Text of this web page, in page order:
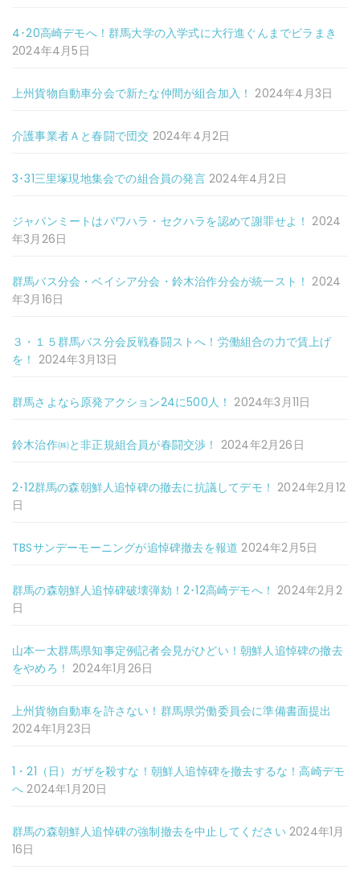
4･20高崎デモへ！群馬大学の入学式に大行進ぐんまでビラまき
2024年4月5日
上州貨物自動車分会で新たな仲間が組合加入！ 2024年4月3日
介護事業者Ａと春闘で団交 2024年4月2日
3･31三里塚現地集会での組合員の発言 2024年4月2日
ジャパンミートはパワハラ・セクハラを認めて謝罪せよ！ 2024
年3月26日
群馬バス分会・ベイシア分会・鈴木治作分会が統一スト！ 2024
年3月16日
３・１５群馬バス分会反戦春闘ストへ！労働組合の力で賃上げ
を！ 2024年3月13日
群馬さよなら原発アクション24に500人！ 2024年3月11日
鈴木治作㈱と非正規組合員が春闘交渉！ 2024年2月26日
2･12群馬の森朝鮮人追悼碑の撤去に抗議してデモ！ 2024年2月12
日
TBSサンデーモーニングが追悼碑撤去を報道 2024年2月5日
群馬の森朝鮮人追悼碑破壊弾劾！2･12高崎デモへ！ 2024年2月2
日
山本一太群馬県知事定例記者会見がひどい！朝鮮人追悼碑の撤去
をやめろ！ 2024年1月26日
上州貨物自動車を許さない！群馬県労働委員会に準備書面提出
2024年1月23日
1・21（日）ガザを殺すな！朝鮮人追悼碑を撤去するな！高崎デモ
へ 2024年1月20日
群馬の森朝鮮人追悼碑の強制撤去を中止してください 2024年1月
16日